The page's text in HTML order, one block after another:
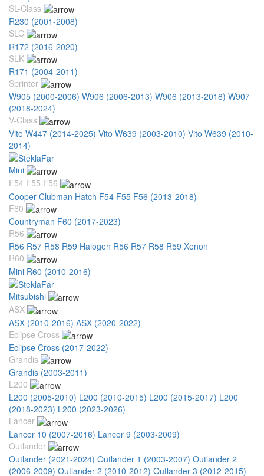
SL-Class
R230 (2001-2008)
SLC
R172 (2016-2020)
SLK
R171 (2004-2011)
Sprinter
W905 (2000-2006) W906 (2006-2013) W906 (2013-2018) W907
(2018-2024)
V-Class
Vito W447 (2014-2025) Vito W639 (2003-2010) Vito W639 (2010-
2014)
Mini
F54 F55 F56
Cooper Clubman Hatch F54 F55 F56 (2013-2018)
F60
Countryman F60 (2017-2023)
R56
R56 R57 R58 R59 Halogen R56 R57 R58 R59 Xenon
R60
Mini R60 (2010-2016)
Mitsubishi
ASX
ASX (2010-2016) ASX (2020-2022)
Eclipse Cross
Eclipse Cross (2017-2022)
Grandis
Grandis (2003-2011)
L200
L200 (2005-2010) L200 (2010-2015) L200 (2015-2017) L200
(2018-2023) L200 (2023-2026)
Lancer
Lancer 10 (2007-2016) Lancer 9 (2003-2009)
Outlander
Outlander (2021-2024) Outlander 1 (2003-2007) Outlander 2
(2006-2009) Outlander 2 (2010-2012) Outlander 3 (2012-2015)